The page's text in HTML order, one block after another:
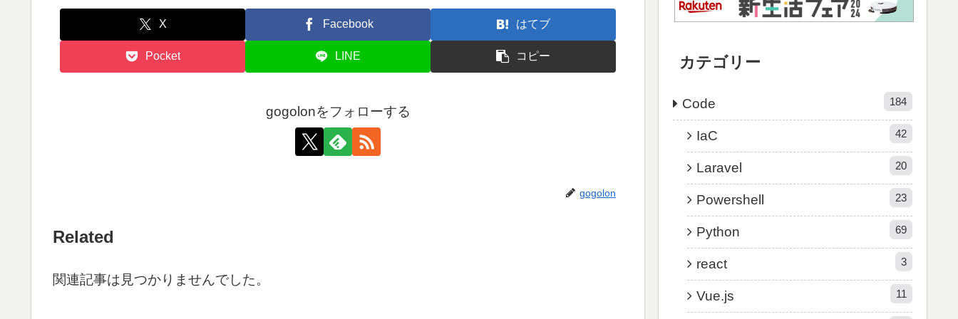
X Facebook はてブ
Pocket LINE コピー
gogolonをフォローする
gogolon
Related
関連記事は見つかりませんでした。
カテゴリー
Code 184
IaC 42
Laravel 20
Powershell 23
Python 69
react 3
Vue.js 11